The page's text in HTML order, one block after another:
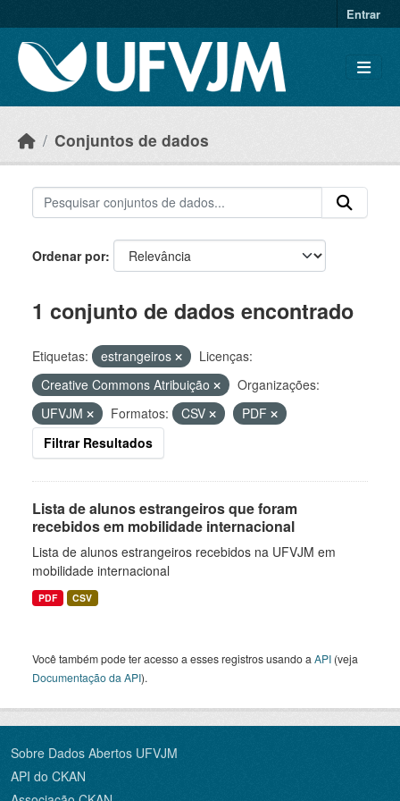
Entrar
Conjuntos de dados
Ordenar por
1 conjunto de dados encontrado
Etiquetas: estrangeiros
Licenças:
Creative Commons Atribuição
Organizações:
UFVJM
Formatos: CSV
PDF
Filtrar Resultados
Lista de alunos estrangeiros que foram
recebidos em mobilidade internacional
Lista de alunos estrangeiros recebidos na UFVJM em
mobilidade internacional
PDF CSV
Você também pode ter acesso a esses registros usando a API (veja
Documentação da API).
Sobre Dados Abertos UFVJM
API do CKAN